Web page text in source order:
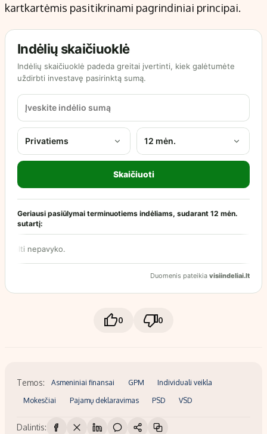
kartkartėmis pasitikrinami pagrindiniai principai.
0 0
Temos: Asmeniniai finansai GPM Individuali veikla
Mokesčiai Pajamų deklaravimas PSD VSD
Dalintis: